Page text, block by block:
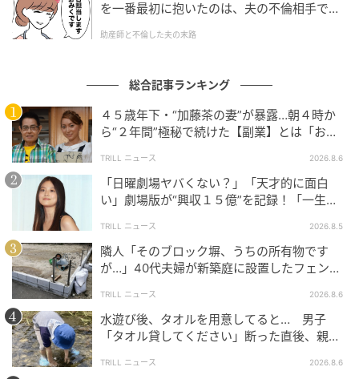
ウーマンエキサイト
■強子から個人ラインが…！
を一番最初に抱いたのは、夫の不倫相手でし
助産師と不倫した夫の末路
総合記事ランキング
４５歳年下・“加藤茶の妻”が暴露…朝４時か
ら“２年間”極秘で続けた【副業】とは「お金
TRILL ニュース 2026.8.6
「日曜劇場ヤバくない？」「天才的に面白
い」劇場版が“興収１５億”を記録！「一生言
TRILL ニュース 2026.8.5
隣人「そのブロック塀、うちの所有物です
が…」40代夫婦が新築庭に設置したフェン
TRILL ニュース 2026.8.6
水遊び後、タオルを用意してると… 男子
「タオル貸してください」断った直後、親が
TRILL ニュース 2026.8.6